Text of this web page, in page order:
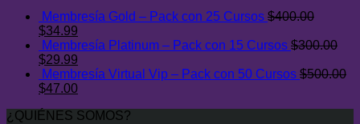
$29.00.$9.00.
Membresía Gold – Pack con 25 Cursos $400.00
El
precio
original
era:
$400.00.
$34.99
precio
es:
$34.99.
Membresía Platinum – Pack con 15 Cursos $300.00
El
precio
original
$300.00.
$29.99
precio
actual
$29.99.
Membresía Virtual Vip – Pack con 50 Cursos $500.00
El
original
$47.00El
actual
¿QUIÉNES SOMOS?